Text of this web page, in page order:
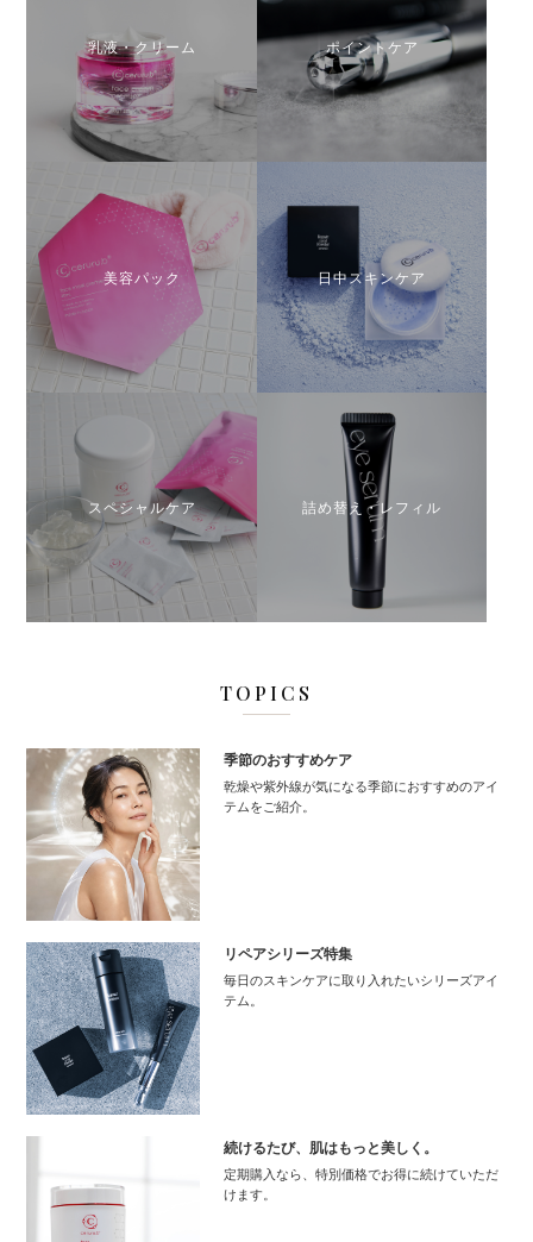
乳液・クリーム ポイントケア
美容パック 日中スキンケア
スペシャルケア 詰め替え・レフィル
TOPICS
季節のおすすめケア
乾燥や紫外線が気になる季節におすすめのアイ
テムをご紹介。
リペアシリーズ特集
毎日のスキンケアに取り入れたいシリーズアイ
テム。
続けるたび、肌はもっと美しく。
定期購入なら、特別価格でお得に続けていただ
けます。